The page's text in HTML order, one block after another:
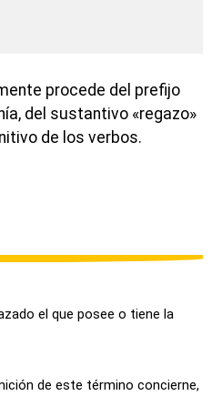
procede del prefijo
del sustantivo «regazo»
de los verbos.
el que posee o tiene la
de este término concierne,